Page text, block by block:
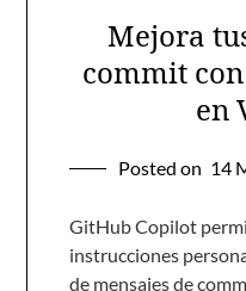
Mejora
commit
en
Posted on 14
GitHub Copilot
instrucciones
de mensajes de